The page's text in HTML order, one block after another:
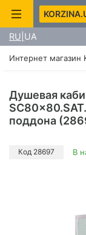
RU UA
Интернет магазин
Душевая
поддона
Код 28697 В